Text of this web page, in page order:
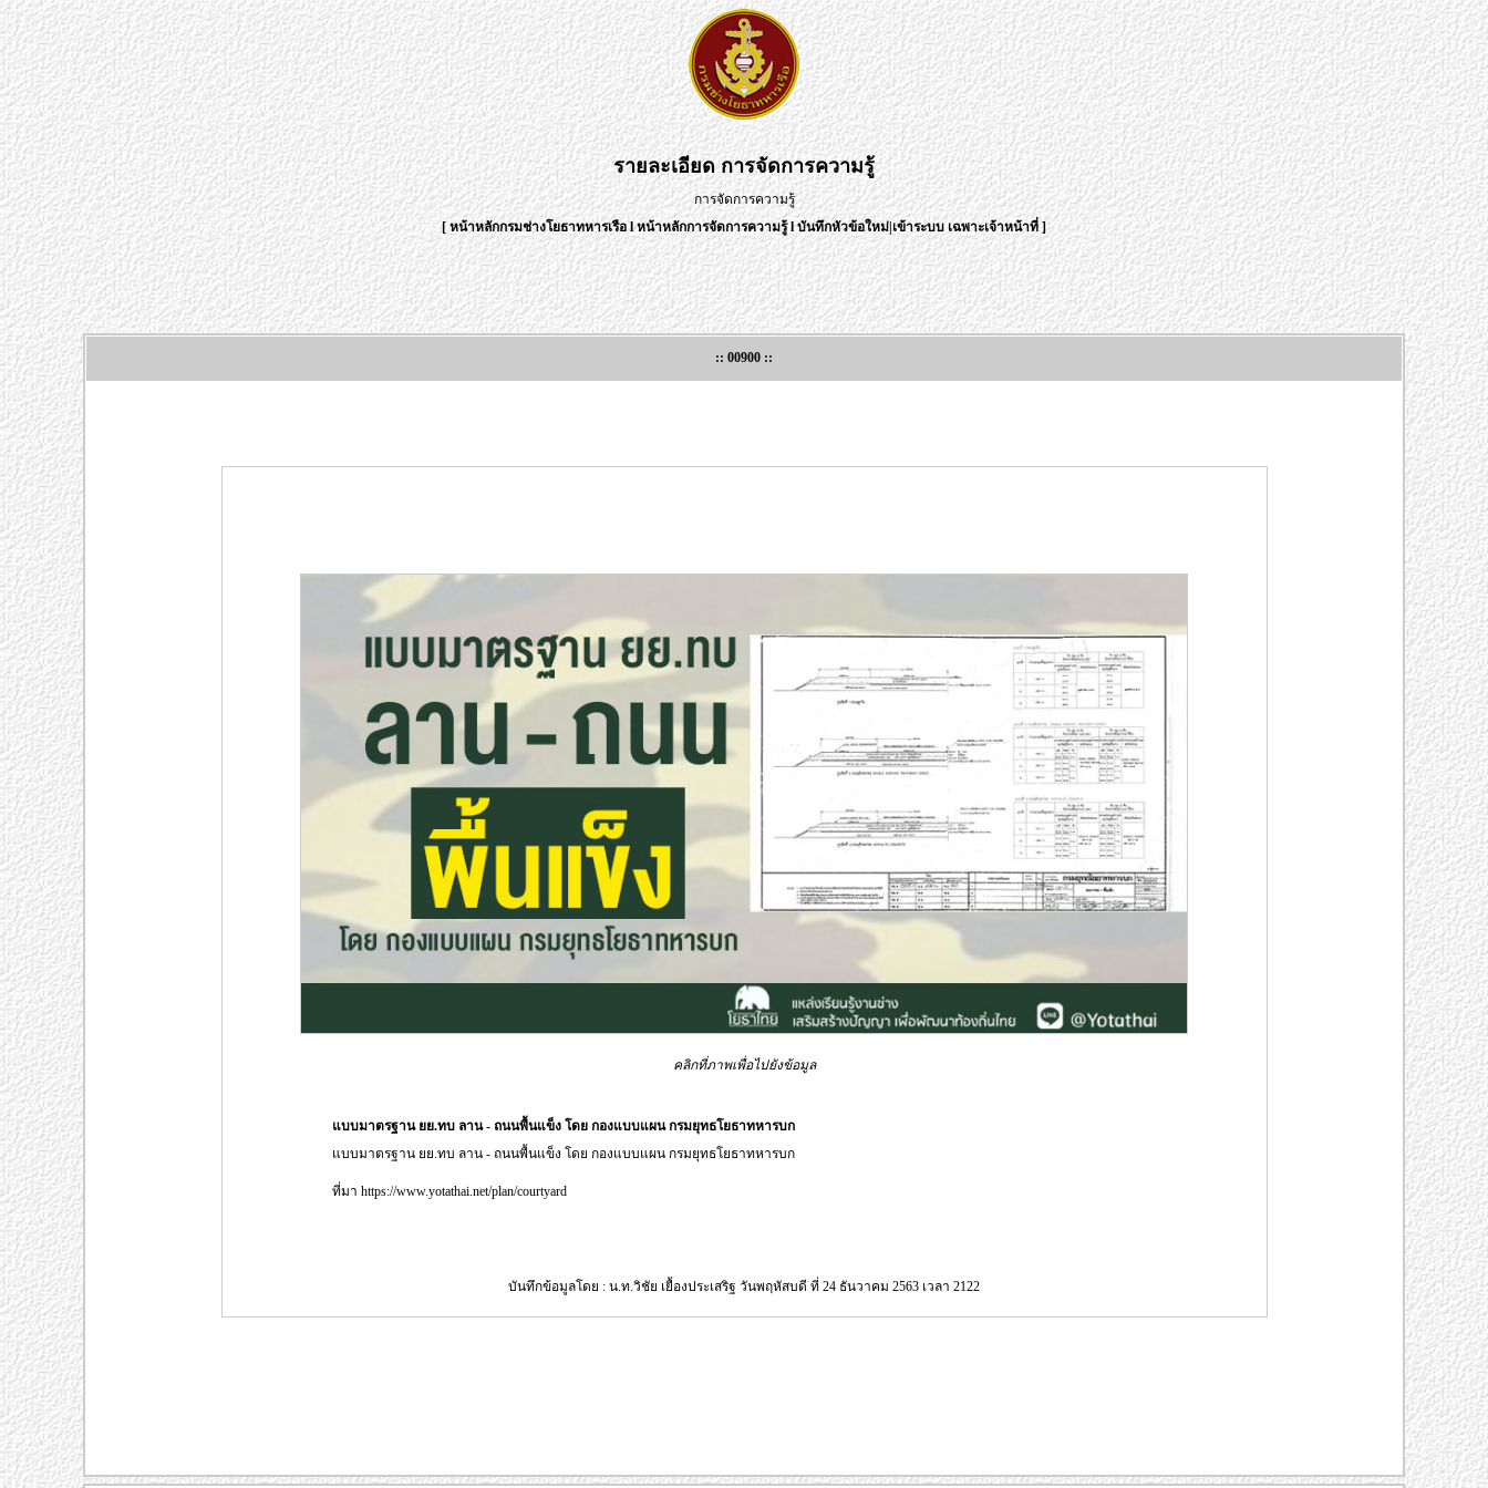
รายละเอียดการจัดการความรู้
การจัดการความรู้
[หน้าหลักกรมช่างโยธาทหารเรือ lหน้าหลักการจัดการความรู้lบันทึกหัวข้อใหม่|เข้าระบบ เฉพาะเจ้าหน้าที่]
:: 00900 ::
คลิกที่ภาพเพื่อไปยังข้อมูล
แบบมาตรฐาน ยย.ทบ ลาน - ถนนพื้นแข็ง โดย กองแบบแผน กรมยุทธโยธาทหารบก
แบบมาตรฐาน ยย.ทบ ลาน - ถนนพื้นแข็ง โดย กองแบบแผน กรมยุทธโยธาทหารบก
ที่มา https://www.yotathai.net/plan/courtyard
บันทึกข้อมูลโดย : น.ท.วิชัย เยื้องประเสริฐ วันพฤหัสบดี ที่ 24 ธันวาคม 2563 เวลา 2122